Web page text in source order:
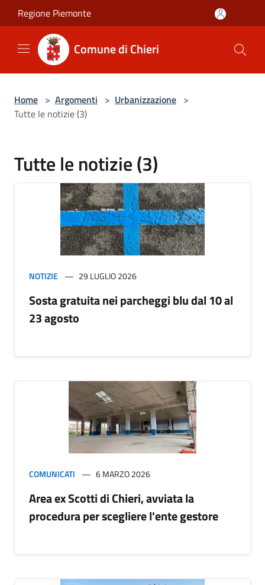
Salta al contenuto principale
Regione Piemonte
Comune di Chieri
Home > Argomenti > Urbanizzazione >
Tutte le notizie (3)
Tutte le notizie (3)
NOTIZIE 29 LUGLIO 2026
Sosta gratuita nei parcheggi blu dal 10 al
23 agosto
COMUNICATI 6 MARZO 2026
Area ex Scotti di Chieri, avviata la
procedura per scegliere l'ente gestore